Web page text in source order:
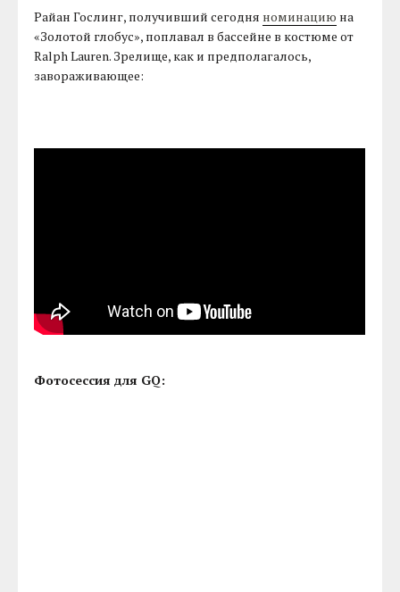
Райан Гослинг, получивший сегодня номинацию на
«Золотой глобус», поплавал в бассейне в костюме от
Ralph Lauren. Зрелище, как и предполагалось,
завораживающее:
Фотосессия для GQ: